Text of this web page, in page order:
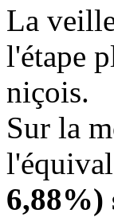
La
l'étape
niçois.
Sur la
6,88%)